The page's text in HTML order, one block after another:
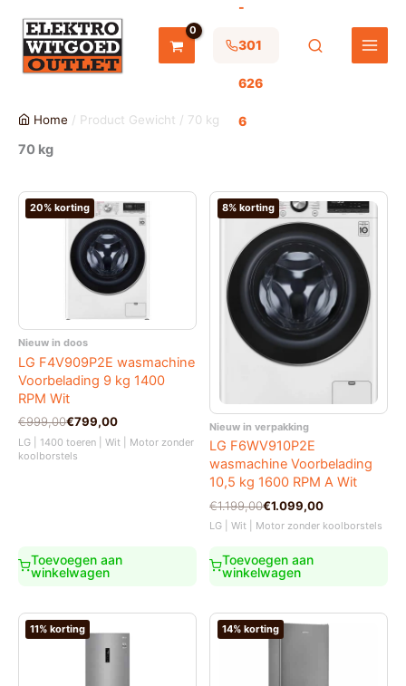
inhoud
-
301
626
6
Home / Product Gewicht / 70 kg
70 kg
20% korting
Nieuw in doos
LG F4V909P2E wasmachine
Voorbelading 9 kg 1400
RPM Wit
€999,00
Oorspronkelijke
prijs
was:
€799,00
Huidige
prijs
is:
LG | 1400 toeren | Wit | Motor zonder
koolborstels
Toevoegen aan
winkelwagen
8% korting
Nieuw in verpakking
LG F6WV910P2E
wasmachine Voorbelading
10,5 kg 1600 RPM A Wit
€1.199,00
Oorspronkelijke
prijs
was:
€1.099,00
Huidige
prijs
LG | Wit | Motor zonder koolborstels
Toevoegen aan
winkelwagen
11% korting 14% korting